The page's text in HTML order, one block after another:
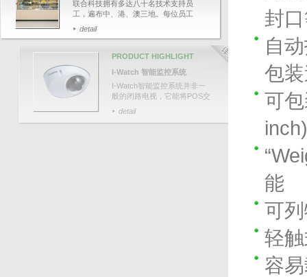
联合科技拥有多达八十名技术支持员
工，遍布中、港、澳三地。每位员工
培训员的严格评核，确保他们有充足
今次带大家追踪其中一名技术支持人
员郑先生，了解联合科技如何为客人
提供迅速和专业的技术支持服务。
detail
PRODUCT HIGHLIGHT
I-Watch 智能监控系统
I-Watch智能监控系统并非一
般的闭路电视，它能将POS交
入关键文字，如：项目名称、
detail
封
自
包
可
inch)
能
可
轻
容